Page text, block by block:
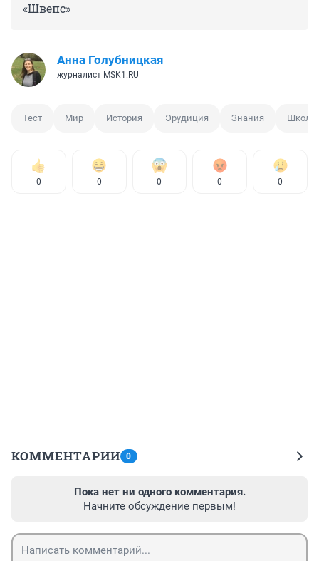
«Швепс»
Анна Голубницкая
журналист MSK1.RU
Тест Мир История Эрудиция Знания
0 0 0 0 0
КОММЕНТАРИИ 0
Пока нет ни одного комментария.
Начните обсуждение первым!